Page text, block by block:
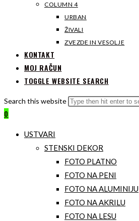
COLUMN 4
URBAN
ŽIVALI
ZVEZDE IN VESOLJE
KONTAKT
MOJ RAČUN
TOGGLE WEBSITE SEARCH
Search this website
0
USTVARI
STENSKI DEKOR
FOTO PLATNO
FOTO NA PENI
FOTO NA ALUMINIJU
FOTO NA AKRILU
FOTO NA LESU